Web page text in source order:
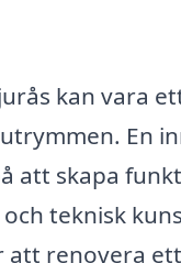
kan vara
En
att skapa
teknisk
renovera